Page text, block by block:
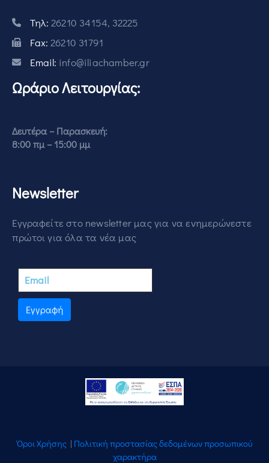
Τηλ: 26210 34154, 32225
Fax: 26210 31791
Email: info@iliachamber.gr
Ωράριο Λειτουργίας:
Δευτέρα – Παρασκευή:
8:00 πμ – 15:00 μμ
Newsletter
Εγγραφείτε στο newsletter μας για να ενημερώνεστε
πρώτοι για όλα τα νέα μας
Εγγραφή
Όροι Χρήσης | Πολιτική προστασίας δεδομένων προσωπικού
χαρακτήρα